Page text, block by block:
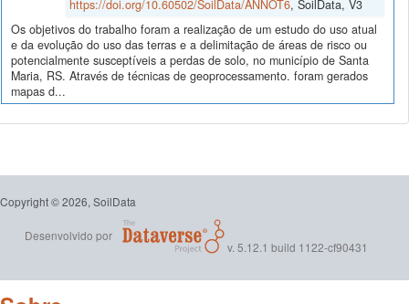
https://doi.org/10.60502/SoilData/ANNOT6, SoilData, V3
Os objetivos do trabalho foram a realização de um estudo do uso atual
e da evolução do uso das terras e a delimitação de áreas de risco ou
potencialmente susceptíveis a perdas de solo, no município de Santa
Maria, RS. Através de técnicas de geoprocessamento. foram gerados
mapas d...
Copyright © 2026, SoilData
Desenvolvido por
v. 5.12.1 build 1122-cf90431